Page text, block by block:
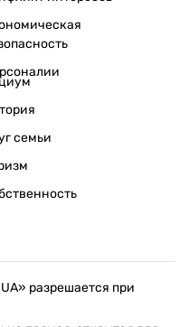
семьи
разрешается при